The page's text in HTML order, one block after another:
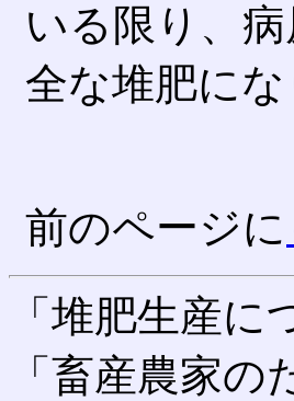
いる限り、
全な堆肥にな
前のページに
「堆肥生産
「畜産農家